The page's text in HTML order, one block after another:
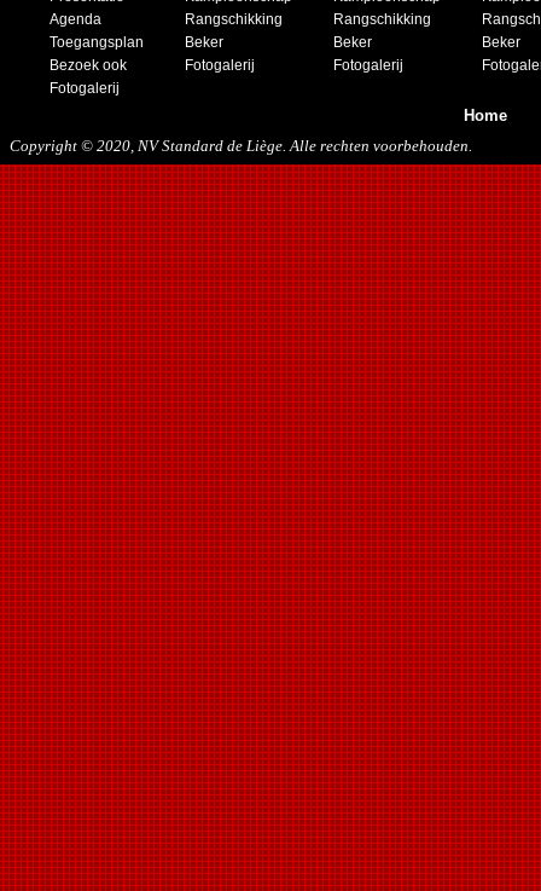
17/05/2018
22/08/2018
27/10/2018
12/01/2019
Agenda
Toegangsplan
Bezoek ook
Fotogalerij
Rangschikking
Beker
Fotogalerij
Rangschikking
Beker
Fotogalerij
Beker
Home
Copyright © 2020, NV Standard de Liège. Alle rechten voorbehouden.